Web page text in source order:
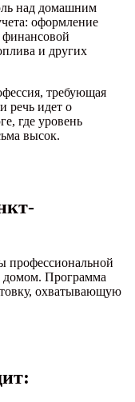
над домашним
оформление
финансовой
и других
требующая
речь идет о
где уровень
высок.
профессиональной
домом. Программа
охватывающую